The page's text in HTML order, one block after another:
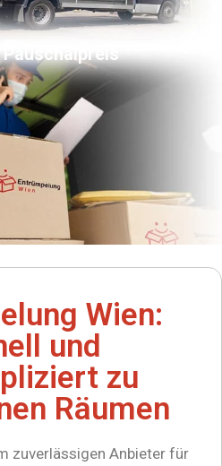
Pauschalpreis
Wien:
und
zu
Räumen
zuverlässigen Anbieter für